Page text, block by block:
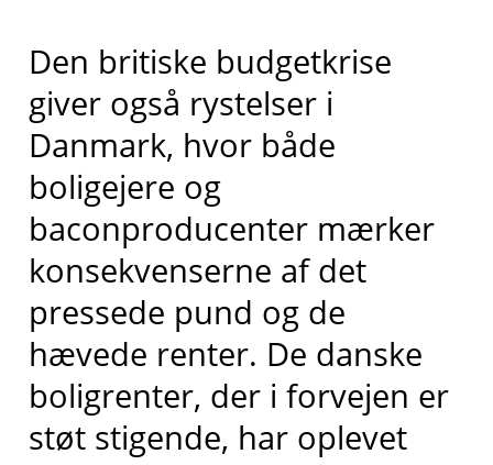
Den britiske budgetkrise
giver også rystelser i
Danmark, hvor både
boligejere og
baconproducenter mærker
konsekvenserne af det
pressede pund og de
hævede renter. De danske
boligrenter, der i forvejen er
støt stigende, har oplevet